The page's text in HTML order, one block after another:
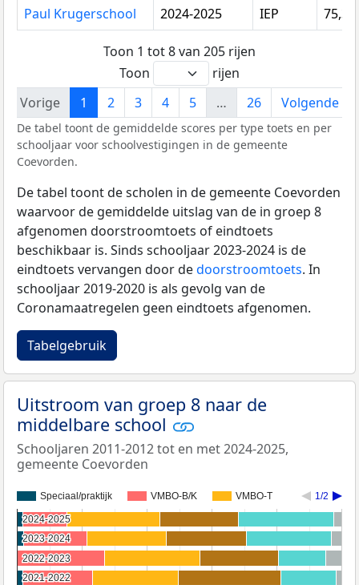
Paul Krugerschool 2024-2025 IEP 75,37
Toon 1 tot 8 van 205 rijen
Toon
rijen
Vorige
1 2 3 4 5 … 26 Volgende
De tabel toont de gemiddelde scores per type toets en per
schooljaar voor schoolvestigingen in de gemeente
Coevorden.
De tabel toont de scholen in de gemeente Coevorden
waarvoor de gemiddelde uitslag van de in groep 8
afgenomen doorstroomtoets of eindtoets
beschikbaar is. Sinds schooljaar 2023-2024 is de
eindtoets vervangen door dedoorstroomtoets. In
schooljaar 2019-2020 is als gevolg van de
Coronamaatregelen geen eindtoets afgenomen.
Tabelgebruik
Uitstroom van groep 8 naar de
middelbare school
Schooljaren 2011-2012 tot en met 2024-2025,
gemeente Coevorden
Speciaal/praktijk VMBO-B/K VMBO-T 1/2
2024-2025
2024-2025
2023-2024
2023-2024
2022-2023
2022-2023
2021-2022
2021-2022